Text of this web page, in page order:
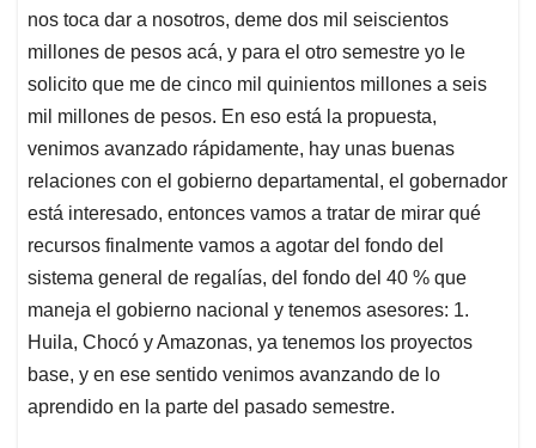
nos toca dar a nosotros, deme dos mil seiscientos
millones de pesos acá, y para el otro semestre yo le
solicito que me de cinco mil quinientos millones a seis
mil millones de pesos. En eso está la propuesta,
venimos avanzado rápidamente, hay unas buenas
relaciones con el gobierno departamental, el gobernador
está interesado, entonces vamos a tratar de mirar qué
recursos finalmente vamos a agotar del fondo del
sistema general de regalías, del fondo del 40 % que
maneja el gobierno nacional y tenemos asesores: 1.
Huila, Chocó y Amazonas, ya tenemos los proyectos
base, y en ese sentido venimos avanzando de lo
aprendido en la parte del pasado semestre.